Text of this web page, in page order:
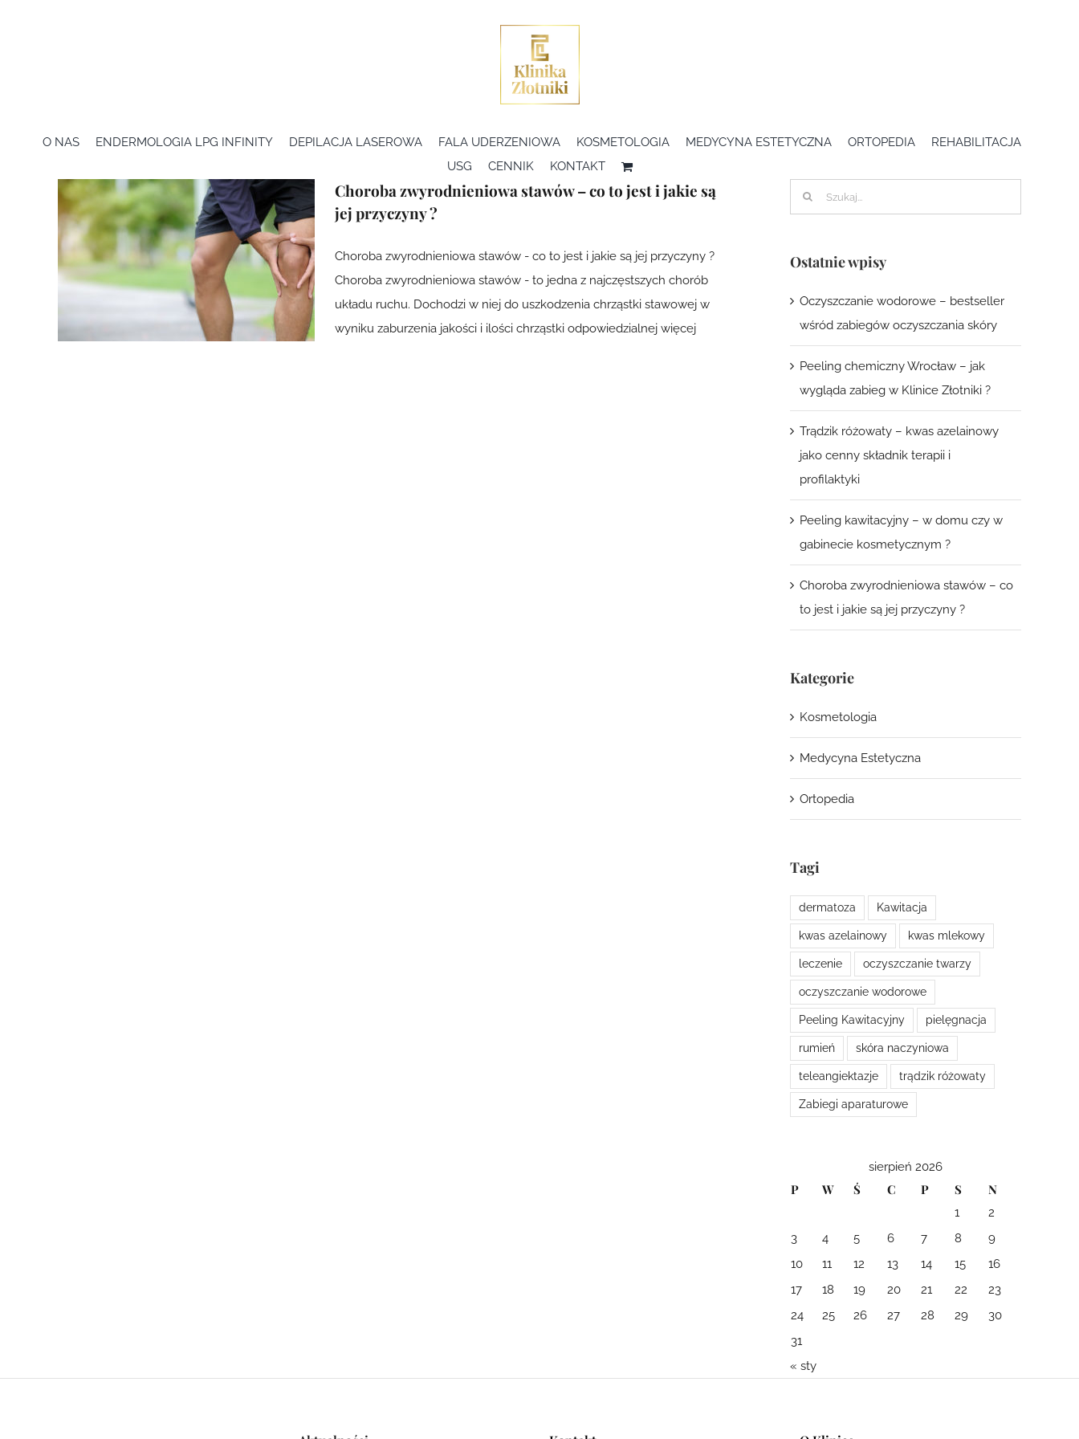
O NAS ENDERMOLOGIA LPG INFINITY DEPILACJA LASEROWA FALA UDERZENIOWA KOSMETOLOGIA MEDYCYNA ESTETYCZNA ORTOPEDIA
REHABILITACJA
USG
CENNIK KONTAKT
Choroba zwyrodnieniowa stawów – co to jest i jakie są
jej przyczyny ?
Choroba zwyrodnieniowa stawów - co to jest i jakie są jej przyczyny ?
Choroba zwyrodnieniowa stawów - to jedna z najczęstszych chorób
układu ruchu. Dochodzi w niej do uszkodzenia chrząstki stawowej w
wyniku zaburzenia jakości i ilości chrząstki odpowiedzialnej więcej
Szukaj
Ostatnie wpisy
Oczyszczanie wodorowe – bestseller
wśród zabiegów oczyszczania skóry
Peeling chemiczny Wrocław – jak
wygląda zabieg w Klinice Złotniki ?
Trądzik różowaty – kwas azelainowy
jako cenny składnik terapii i
profilaktyki
Peeling kawitacyjny – w domu czy w
gabinecie kosmetycznym ?
Choroba zwyrodnieniowa stawów – co
to jest i jakie są jej przyczyny ?
Kategorie
Kosmetologia
Medycyna Estetyczna
Ortopedia
Tagi
dermatoza Kawitacja
kwas azelainowy kwas mlekowy
leczenie oczyszczanie twarzy
oczyszczanie wodorowe
Peeling Kawitacyjny pielęgnacja
rumień skóra naczyniowa
teleangiektazje trądzik różowaty
Zabiegi aparaturowe
sierpień 2026
P W Ś C P S N
1
2
3
4 5 6 7 8
9
10
11 12 13 14 15
16
17
18 19 20 21 22
23
24
25 26 27 28 29
30
31
« sty